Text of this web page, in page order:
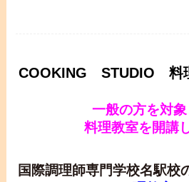
COOKING STUDIO 料
一般の方を対
料理教室を開講
国際調理師専門学校名駅校